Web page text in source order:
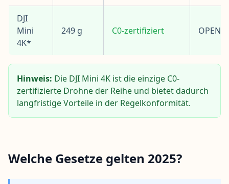
DJI
Mini
4K*
249 g C0-zertifiziert OPEN
Hinweis: Die DJI Mini 4K ist die einzige C0-
zertifizierte Drohne der Reihe und bietet dadurch
langfristige Vorteile in der Regelkonformität.
Welche Gesetze gelten 2025?